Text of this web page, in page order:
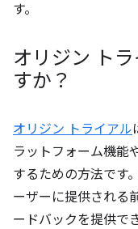
す。
オリジン ト
すか？
オリジン トライアル
ラットフォーム機能
するための方法です
ーザーに提供される
ードバックを提供で